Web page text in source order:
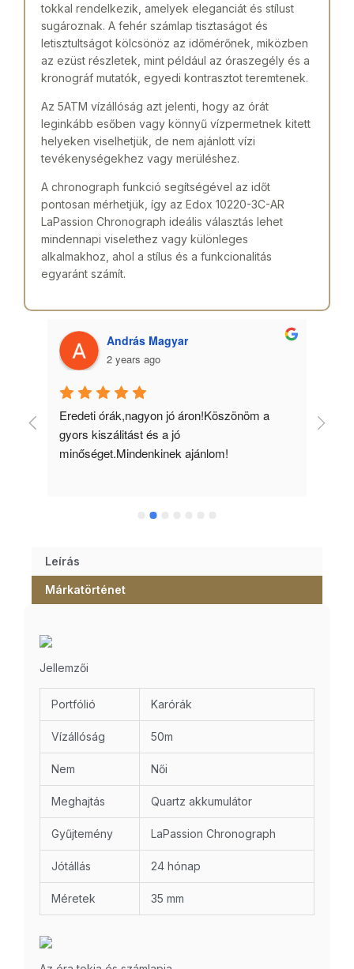
tokkal rendelkezik, amelyek eleganciát és stílust
sugároznak. A fehér számlap tisztaságot és
letisztultságot kölcsönöz az időmérőnek, miközben
az ezüst részletek, mint például az óraszegély és a
kronográf mutatók, egyedi kontrasztot teremtenek.
Az 5ATM vízállóság azt jelenti, hogy az órát
leginkább esőben vagy könnyű vízpermetnek kitett
helyeken viselhetjük, de nem ajánlott vízi
tevékenységekhez vagy merüléshez.
A chronograph funkció segítségével az időt
pontosan mérhetjük, így az Edox 10220-3C-AR
LaPassion Chronograph ideális választás lehet
mindennapi viselethez vagy különleges
alkalmakhoz, ahol a stílus és a funkcionalitás
egyaránt számít.
András Magyar
2 years ago
Eredeti órák,nagyon jó áron!Köszönöm a
gyors kiszálitást és a jó
minőséget.Mindenkinek ajánlom!
Leírás
Márkatörténet
Jellemzői
Portfólió Karórák
Vízállóság 50m
Nem Női
Meghajtás Quartz akkumulátor
Gyűjtemény LaPassion Chronograph
Jótállás 24 hónap
Méretek 35 mm